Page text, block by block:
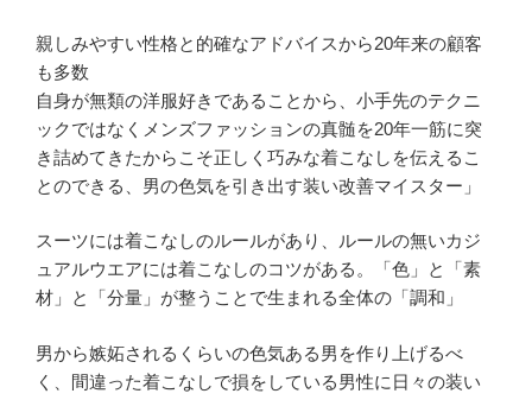
親しみやすい性格と的確なアドバイスから20年来の顧客
も多数
自身が無類の洋服好きであることから、小手先のテクニ
ックではなくメンズファッションの真髄を20年一筋に突
き詰めてきたからこそ正しく巧みな着こなしを伝えるこ
とのできる、男の色気を引き出す装い改善マイスター」
スーツには着こなしのルールがあり、ルールの無いカジ
ュアルウエアには着こなしのコツがある。「色」と「素
材」と「分量」が整うことで生まれる全体の「調和」
男から嫉妬されるくらいの色気ある男を作り上げるべ
く、間違った着こなしで損をしている男性に日々の装い